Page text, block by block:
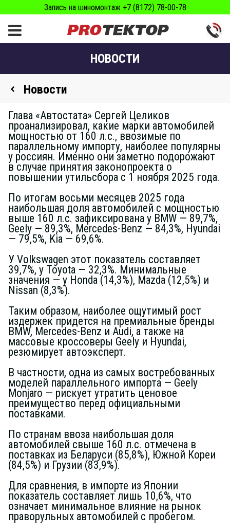
Запись на шиномонтаж +7 (8172) 78-00-78
НОВОСТИ
Новости
Глава «Автостата» Сергей Целиков
проанализировал, какие марки автомобилей
мощностью от 160 л.с., ввозимые по
параллельному импорту, наиболее популярны
у россиян. Именно они заметно подорожают
в случае принятия законопроекта о
повышении утильсбора с 1 ноября 2025 года.
По итогам восьми месяцев 2025 года
наибольшая доля автомобилей с мощностью
выше 160 л.с. зафиксирована у BMW — 89,7%,
Geely — 89,3%, Mercedes-Benz — 84,3%, Hyundai
— 79,5%, Kia — 69,6%.
У Volkswagen этот показатель составляет
39,7%, у Toyota — 32,3%. Минимальные
значения — у Honda (14,3%), Mazda (12,5%) и
Nissan (8,3%).
Таким образом, наиболее ощутимый рост
издержек придется на премиальные бренды
BMW, Mercedes-Benz и Audi, а также на
массовые кроссоверы Geely и Hyundai,
резюмирует автоэксперт.
В частности, одна из самых востребованных
моделей параллельного импорта — Geely
Monjaro — рискует утратить ценовое
преимущество перед официальными
поставками.
По странам ввоза наибольшая доля
автомобилей свыше 160 л.с. отмечена в
поставках из Беларуси (85,8%), Южной Кореи
(84,5%) и Грузии (83,9%).
Для сравнения, в импорте из Японии
показатель составляет лишь 10,6%, что
означает минимальное влияние на рынок
праворульных автомобилей с пробегом.